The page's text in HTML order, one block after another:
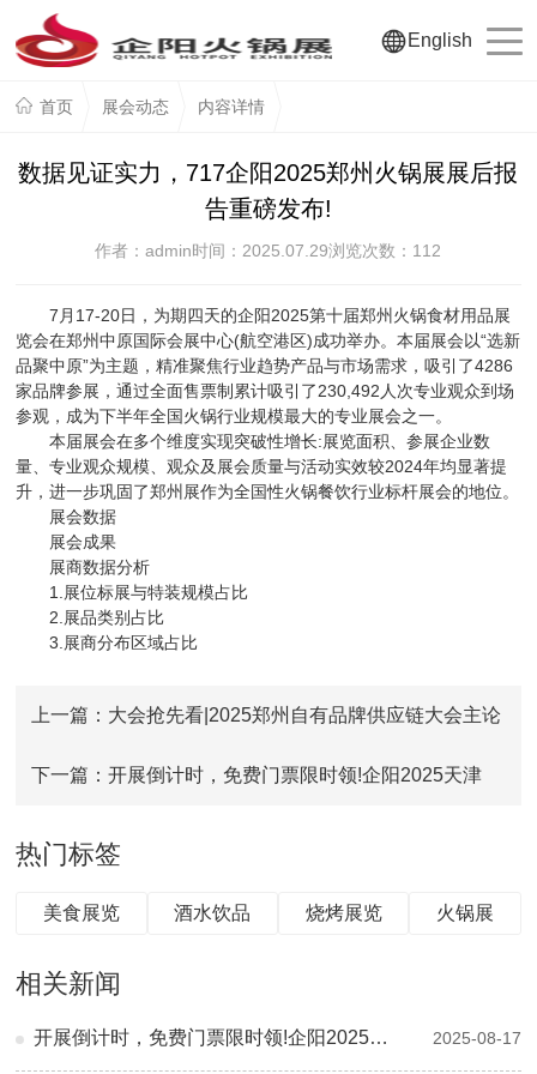
English
首页 展会动态 内容详情
数据见证实力，717企阳2025郑州火锅展展后报
告重磅发布!
作者：admin时间：2025.07.29浏览次数： 112
7月17-20日，为期四天的企阳2025第十届郑州火锅食材用品展
览会在郑州中原国际会展中心(航空港区)成功举办。本届展会以“选新
品聚中原”为主题，精准聚焦行业趋势产品与市场需求，吸引了4286
家品牌参展，通过全面售票制累计吸引了230,492人次专业观众到场
参观，成为下半年全国火锅行业规模最大的专业展会之一。
本届展会在多个维度实现突破性增长:展览面积、参展企业数
量、专业观众规模、观众及展会质量与活动实效较2024年均显著提
升，进一步巩固了郑州展作为全国性火锅餐饮行业标杆展会的地位。
展会数据
展会成果
展商数据分析
1.展位标展与特装规模占比
2.展品类别占比
3.展商分布区域占比
上一篇：大会抢先看|2025郑州自有品牌供应链大会主论
坛议程新鲜出炉!
下一篇：开展倒计时，免费门票限时领!企阳2025天津
热门标签
美食展览 酒水饮品 烧烤展览 火锅展
相关新闻
开展倒计时，免费门票限时领!企阳2025天津展，9月17-19日天津 梅江会展中心见~ 2025-08-17